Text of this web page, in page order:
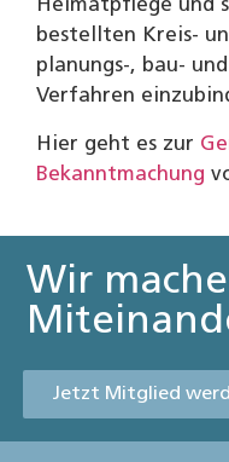
Heimatpflege und
bestellten Kreis-
planungs-, bau-
Verfahren
Hier geht es zur
Bekanntmachung
Wir
Jetzt Mitglied